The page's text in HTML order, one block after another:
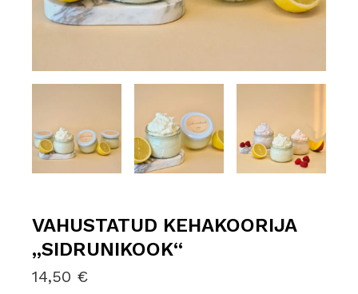
VAHUSTATUD KEHAKOORIJA
„SIDRUNIKOOK“
14,50 €